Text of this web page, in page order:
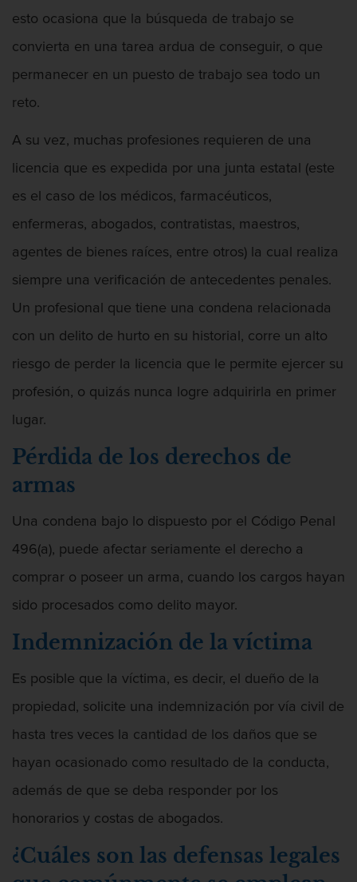
esto ocasiona que la búsqueda de trabajo se
convierta en una tarea ardua de conseguir, o que
permanecer en un puesto de trabajo sea todo un
reto.
A su vez, muchas profesiones requieren de una
licencia que es expedida por una junta estatal (este
es el caso de los médicos, farmacéuticos,
enfermeras, abogados, contratistas, maestros,
agentes de bienes raíces, entre otros) la cual realiza
siempre una verificación de antecedentes penales.
Un profesional que tiene una condena relacionada
con un delito de hurto en su historial, corre un alto
riesgo de perder la licencia que le permite ejercer su
profesión, o quizás nunca logre adquirirla en primer
lugar.
Pérdida de los derechos de
armas
Una condena bajo lo dispuesto por el Código Penal
496(a), puede afectar seriamente el derecho a
comprar o poseer un arma, cuando los cargos hayan
sido procesados como delito mayor.
Indemnización de la víctima
Es posible que la víctima, es decir, el dueño de la
propiedad, solicite una indemnización por vía civil de
hasta tres veces la cantidad de los daños que se
hayan ocasionado como resultado de la conducta,
además de que se deba responder por los
honorarios y costas de abogados.
¿Cuáles son las defensas legales